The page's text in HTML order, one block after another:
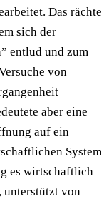
Das rächte
sich der
entlud und zum
von
aber eine
auf ein
System
es wirtschaftlich
unterstützt von